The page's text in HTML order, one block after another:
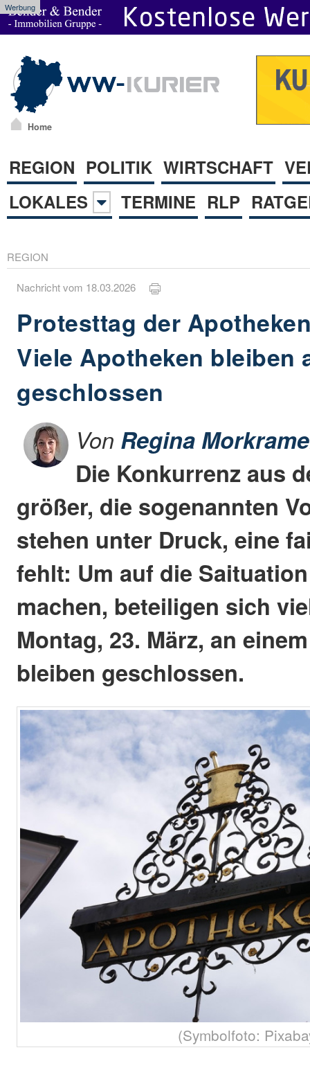
Werbung
Home
REGION POLITIK WIRTSCHAFT
LOKALES
TERMINE RLP
REGION
Nachricht vom 18.03.2026
Protesttag der
Viele Apotheken bleiben
geschlossen
Von Regina
Die Konkurrenz aus
größer, die sogenannten
stehen unter Druck, eine
fehlt: Um auf die
machen, beteiligen sich
Montag, 23. März, an
bleiben geschlossen.
(Symbolfoto: